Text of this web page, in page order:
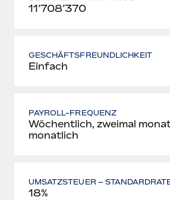
11’708’370
GESCHÄFTSFREUNDLICHKEIT
Einfach
PAYROLL-FREQUENZ
Wöchentlich, zweimal
monatlich
UMSATZSTEUER –
18%